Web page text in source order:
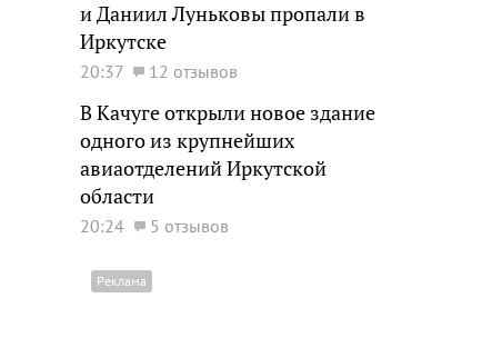
и Даниил Луньковы пропали в
Иркутске
20:37 12 отзывов
В Качуге открыли новое здание
одного из крупнейших
авиаотделений Иркутской
области
20:24 5 отзывов